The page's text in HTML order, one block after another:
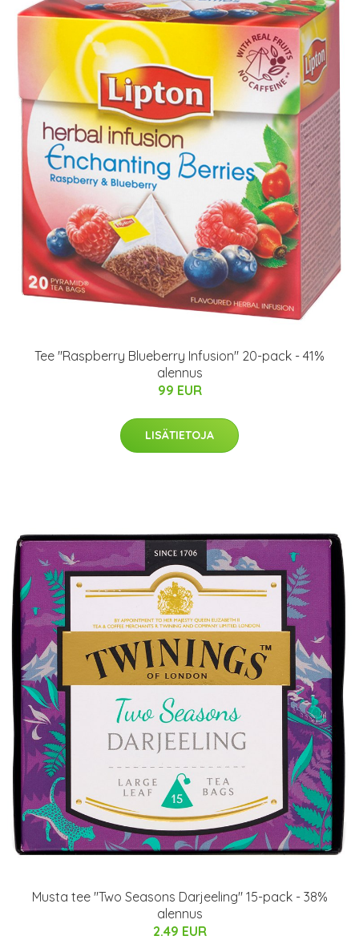
Tee "Raspberry Blueberry Infusion" 20-pack - 41%
alennus
99 EUR
LISÄTIETOJA
Musta tee "Two Seasons Darjeeling" 15-pack - 38%
alennus
2.49 EUR